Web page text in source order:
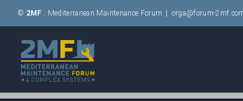
Passer
au
contenu
© 2MF : Mediterranean Maintenance Forum orga@forum-